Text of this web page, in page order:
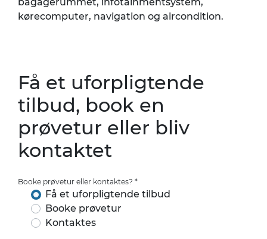
kørecomputer, navigation og aircondition.
Få et uforpligtende
tilbud, book en
prøvetur eller bliv
kontaktet
Booke prøvetur eller kontaktes? *
Få et uforpligtende tilbud
Booke prøvetur
Kontaktes